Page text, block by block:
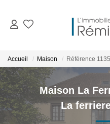
Accueil Maison Référence
Maison La
La